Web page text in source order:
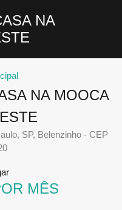
NA
NA MOOCA
SP, Belenzinho - CEP
MÊS